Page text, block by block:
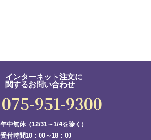
インターネット注文に
関するお問い合わせ
075-951-9300
年中無休（12/31～1/4を除く）
受付時間10：00～18：00